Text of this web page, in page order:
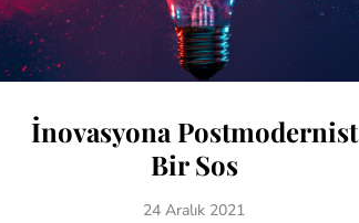
İnovasyona Postmodernist
Bir Sos
24 Aralık 2021